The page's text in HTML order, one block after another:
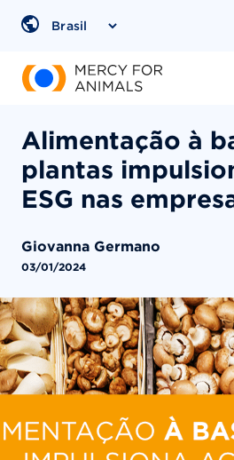
para
Region
Alimentação à
plantas
ESG nas
Giovanna Germano
03/01/2024